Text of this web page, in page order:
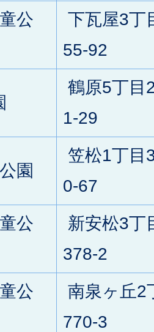
公
下瓦屋3丁
55-92
鶴原5丁目
1-29
園
笠松1丁目
0-67
公
新安松3丁
378-2
公
南泉ヶ丘2
770-3